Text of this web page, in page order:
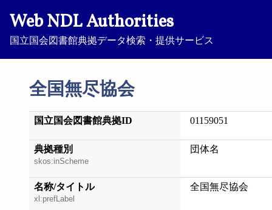
Web NDL Authorities
国立国会図書館典拠データ検索・提供サービス
全国無尽協会
国立国会図書館典拠ID 01159051
典拠種別
skos:inScheme
団体名
名称/タイトル
xl:prefLabel
全国無尽協会